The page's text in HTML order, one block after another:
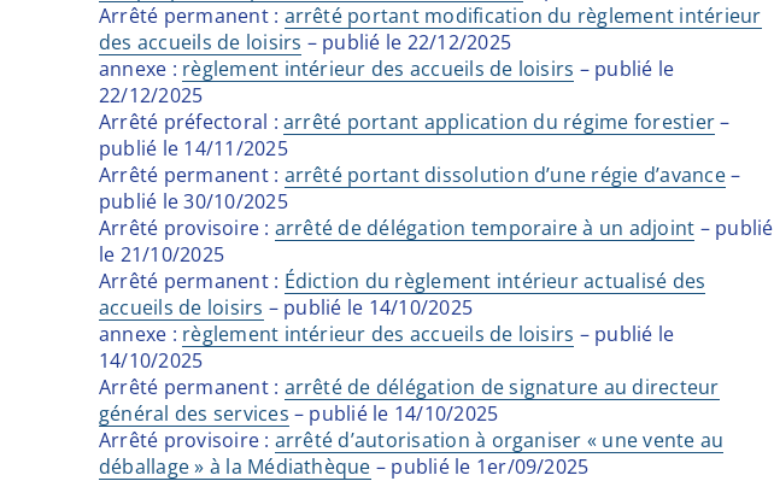
Arrêté permanent : arrêté portant modification du règlement intérieur
des accueils de loisirs – publié le 22/12/2025
annexe : règlement intérieur des accueils de loisirs – publié le
22/12/2025
Arrêté préfectoral : arrêté portant application du régime forestier–
publié le 14/11/2025
Arrêté permanent : arrêté portant dissolution d’une régie d’avance–
publié le 30/10/2025
Arrêté provisoire : arrêté de délégation temporaire à un adjoint – publié
le 21/10/2025
Arrêté permanent : Édiction du règlement intérieur actualisé des
accueils de loisirs – publié le 14/10/2025
annexe : règlement intérieur des accueils de loisirs – publié le
14/10/2025
Arrêté permanent : arrêté de délégation de signature au directeur
général des services – publié le 14/10/2025
Arrêté provisoire : arrêté d’autorisation à organiser « une vente au
déballage » à la Médiathèque – publié le 1er/09/2025